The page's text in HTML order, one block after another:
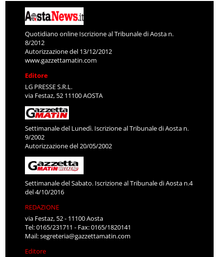
Quotidiano online Iscrizione al Tribunale di Aosta n.
8/2012
Autorizzazione del 13/12/2012
www.gazzettamatin.com
Editore
LG PRESSE S.R.L.
via Festaz, 52 11100 AOSTA
Settimanale del Lunedì. Iscrizione al Tribunale di Aosta n.
9/2002
Autorizzazione del 20/05/2002
Settimanale del Sabato. Iscrizione al Tribunale di Aosta n.4
del 4/10/2016
REDAZIONE
via Festaz, 52 - 11100 Aosta
Tel: 0165/231711 - Fax: 0165/1820141
Mail:segreteria@gazzettamatin.com
Editore